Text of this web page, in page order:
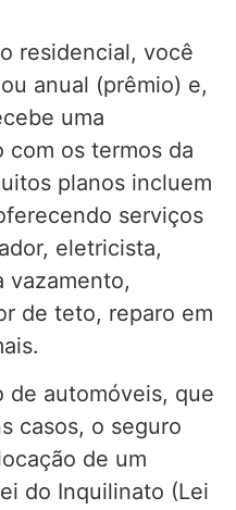
residencial, você
anual (prêmio) e,
uma
com os termos da
planos incluem
serviços
eletricista,
vazamento,
de teto, reparo em
de automóveis, que
casos, o seguro
de um
do Inquilinato (Lei